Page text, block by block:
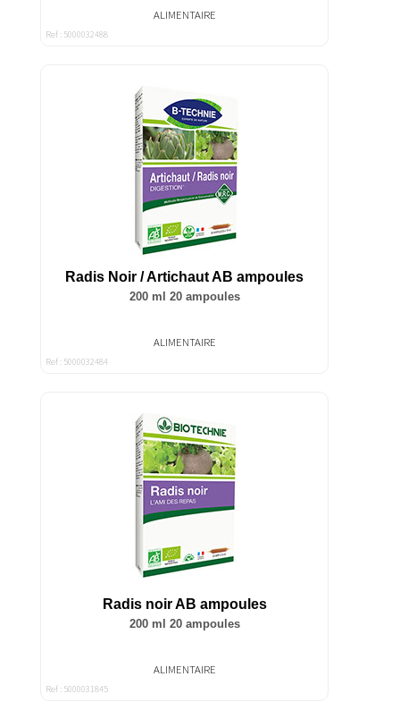
ALIMENTAIRE
Ref : 5000032488
Radis Noir / Artichaut AB ampoules
200 ml 20 ampoules
ALIMENTAIRE
Ref : 5000032484
Radis noir AB ampoules
200 ml 20 ampoules
ALIMENTAIRE
Ref : 5000031845